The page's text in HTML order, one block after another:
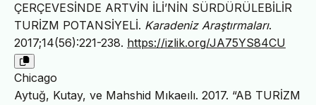
ÇERÇEVESİNDE ARTVİN İLİ’NİN SÜRDÜRÜLEBİLİR
TURİZM POTANSİYELİ. Karadeniz Araştırmaları.
2017;14(56):221-238. https://izlik.org/JA75YS84CU
Chicago
Aytuğ, Kutay, ve Mahshid Mıkaeılı. 2017. “AB TURİZM